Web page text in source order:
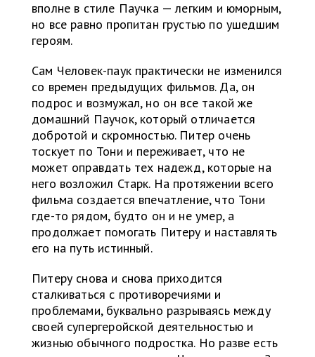
вполне в стиле Паучка — легким и юморным,
но все равно пропитан грустью по ушедшим
героям.
Сам Человек-паук практически не изменился
со времен предыдущих фильмов. Да, он
подрос и возмужал, но он все такой же
домашний Паучок, который отличается
добротой и скромностью. Питер очень
тоскует по Тони и переживает, что не
может оправдать тех надежд, которые на
него возложил Старк. На протяжении всего
фильма создается впечатление, что Тони
где-то рядом, будто он и не умер, а
продолжает помогать Питеру и наставлять
его на путь истинный.
Питеру снова и снова приходится
сталкиваться с противоречиями и
проблемами, буквально разрываясь между
своей супергеройской деятельностью и
жизнью обычного подростка. Но разве есть